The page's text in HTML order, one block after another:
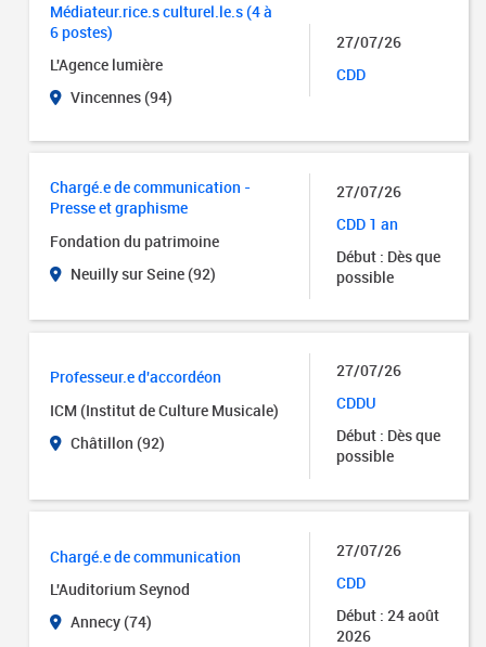
Médiateur.rice.s culturel.le.s (4 à
6 postes)
L'Agence lumière
Vincennes (94)
27/07/26
CDD
Chargé.e de communication -
Presse et graphisme
Fondation du patrimoine
Neuilly sur Seine (92)
27/07/26
CDD 1 an
Début : Dès que
possible
Professeur.e d'accordéon
ICM (Institut de Culture Musicale)
Châtillon (92)
27/07/26
CDDU
Début : Dès que
possible
Chargé.e de communication
L'Auditorium Seynod
Annecy (74)
27/07/26
CDD
Début : 24 août
2026